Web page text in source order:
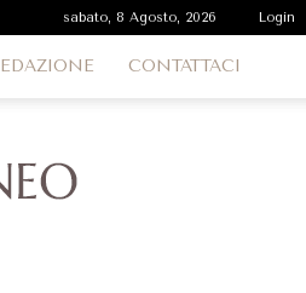
sabato, 8 Agosto, 2026 Login
CONTATTACI